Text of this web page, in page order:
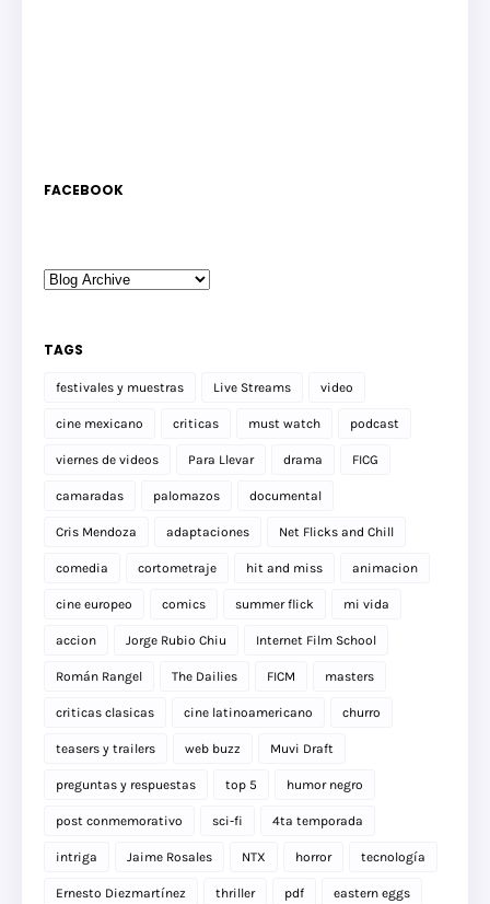
FACEBOOK
TAGS
festivales y muestras Live Streams video
cine mexicano criticas must watch podcast
viernes de videos Para Llevar drama FICG
camaradas palomazos documental
Cris Mendoza adaptaciones Net Flicks and Chill
comedia cortometraje hit and miss animacion
cine europeo comics summer flick mi vida
accion Jorge Rubio Chiu Internet Film School
Román Rangel The Dailies FICM masters
criticas clasicas cine latinoamericano churro
teasers y trailers web buzz Muvi Draft
preguntas y respuestas top 5 humor negro
post conmemorativo sci-fi 4ta temporada
intriga Jaime Rosales NTX horror tecnología
Ernesto Diezmartínez thriller pdf eastern eggs